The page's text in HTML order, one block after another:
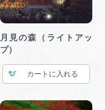
月見の森（ライトアッ
プ）
カート